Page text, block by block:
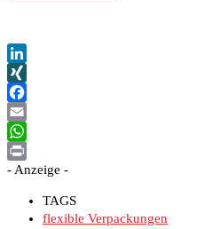
LinkedIn
XING
Facebook
Email
WhatsApp
Print
- Anzeige -
TAGS
flexible Verpackungen